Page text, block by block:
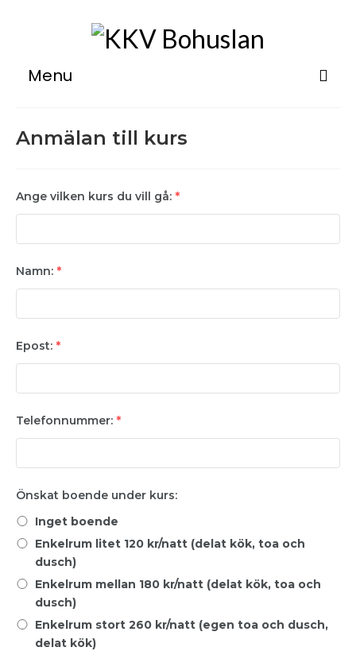
Menu
Kurser
Övernattning
Kontakt
Anmälan till kurs
Ange vilken kurs du vill gå: *
Namn: *
Epost: *
Telefonnummer: *
Önskat boende under kurs:
Inget boende
Enkelrum litet 120 kr/natt (delat kök, toa och
dusch)
Enkelrum mellan 180 kr/natt (delat kök, toa och
dusch)
Enkelrum stort 260 kr/natt (egen toa och dusch,
delat kök)